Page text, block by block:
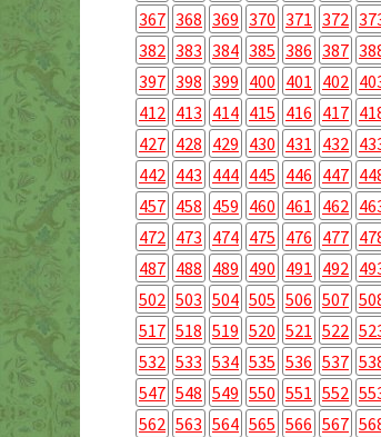
367 368 369 370 371 372
382 383 384 385 386 387
397 398 399 400 401 402
412 413 414 415 416 417
427 428 429 430 431 432
442 443 444 445 446 447
457 458 459 460 461 462
472 473 474 475 476 477
487 488 489 490 491 492
502 503 504 505 506 507
517 518 519 520 521 522
532 533 534 535 536 537
547 548 549 550 551 552
562 563 564 565 566 567